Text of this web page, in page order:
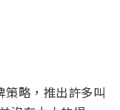
略，推出許多叫